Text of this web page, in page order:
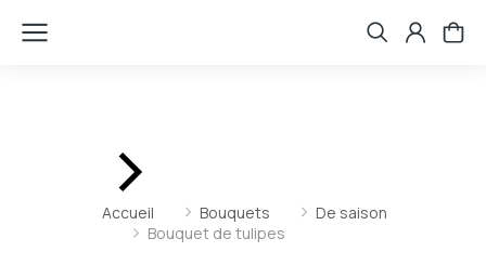
Vous êtes ici :
Accueil Bouquets
De saison
Bouquet de tulipes